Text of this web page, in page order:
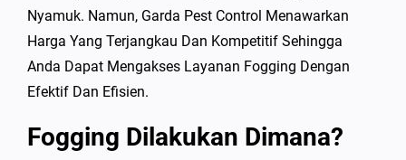
Nyamuk. Namun, Garda Pest Control Menawarkan
Harga Yang Terjangkau Dan Kompetitif Sehingga
Anda Dapat Mengakses Layanan Fogging Dengan
Efektif Dan Efisien.
Fogging Dilakukan Dimana?